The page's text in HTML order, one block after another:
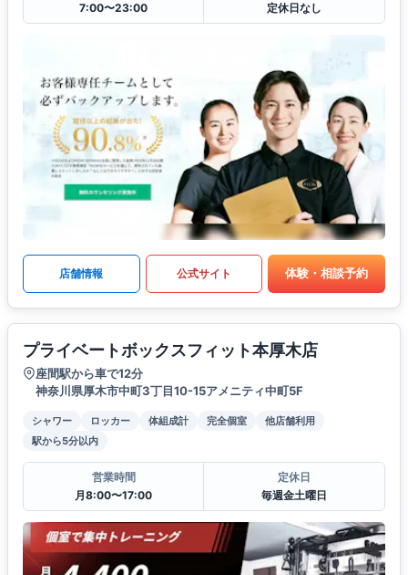
7:00〜23:00
定休日なし
店舗情報 公式サイト 体験・相談予約
プライベートボックスフィット本厚木店
座間駅から車で12分
神奈川県厚木市中町3丁目10-15アメニティ中町5F
シャワー ロッカー 体組成計 完全個室
他店舗利用
駅から5分以内
営業時間
月8:00〜17:00
定休日
毎週金土曜日